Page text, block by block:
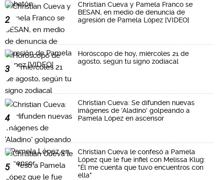
2
Christian Cueva y Pamela Franco se
BESAN, en medio de denuncia de
agresión de Pamela López [VIDEO]
3
Horóscopo de hoy, miércoles 21 de
agosto, según tu signo zodiacal
4
Christian Cueva: Se difunden nuevas
imágenes de 'Aladino' golpeando a
Pamela López en ascensor
5
Christian Cueva le confesó a Pamela
López que le fue infiel con Melissa Klug:
"Él me cuenta que tuvo encuentros con
ella"